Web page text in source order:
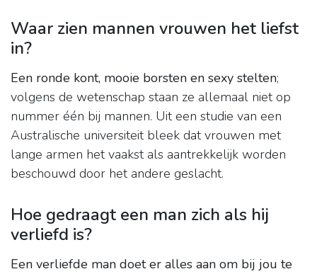
Waar zien mannen vrouwen het liefst
in?
Een ronde kont, mooie borsten en sexy stelten;
volgens de wetenschap staan ze allemaal niet op
nummer één bij mannen. Uit een studie van een
Australische universiteit bleek dat vrouwen met
lange armen het vaakst als aantrekkelijk worden
beschouwd door het andere geslacht.
Hoe gedraagt een man zich als hij
verliefd is?
Een verliefde man doet er alles aan om bij jou te